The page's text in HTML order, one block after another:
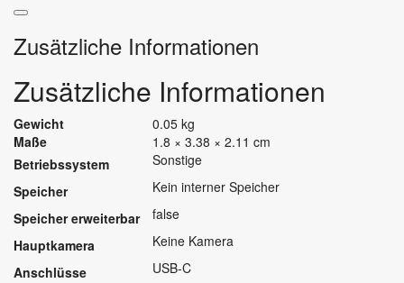
Zusätzliche Informationen
Zusätzliche Informationen
Gewicht
0.05 kg
Maße
1.8 × 3.38 × 2.11 cm
Betriebssystem
Sonstige
Speicher
Kein interner Speicher
Speicher erweiterbar
false
Hauptkamera
Keine Kamera
Anschlüsse
USB-C